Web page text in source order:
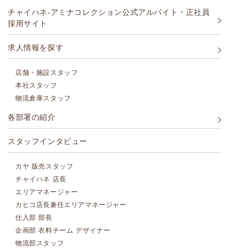
チャイハネ-アミナコレクション公式アルバイト・正社員
採用サイト
求人情報を探す
店舗・施設スタッフ
本社スタッフ
物流倉庫スタッフ
各部署の紹介
スタッフインタビュー
カヤ 販売スタッフ
チャイハネ 店長
エリアマネージャー
カヒコ店長兼任エリアマネージャー
仕入部 部長
企画部 衣料チーム デザイナー
物流部スタッフ